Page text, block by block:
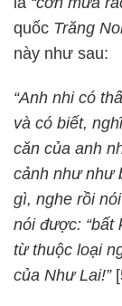
quốc Trăng
này như sau:
“Anh nhi có
và có biết,
căn của anh
cảnh như như
gì, nghe rồi
nói được: “bất
từ thuộc loại
của Như Lai!”